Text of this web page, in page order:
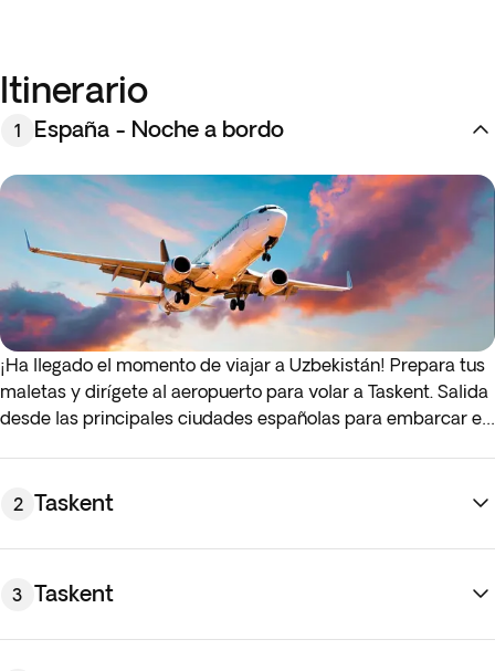
Itinerario
1 España - Noche a bordo
¡Ha llegado el momento de viajar a Uzbekistán! Prepara tus
maletas y dirígete al aeropuerto para volar a Taskent. Salida
desde las principales ciudades españolas para embarcar en
* Si el vuelo de ida o de regreso sale de madrugada (antes
noche anterior al día de salida indicado.
2 Taskent
3 Taskent